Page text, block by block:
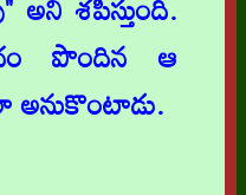
పొందిన ఆ